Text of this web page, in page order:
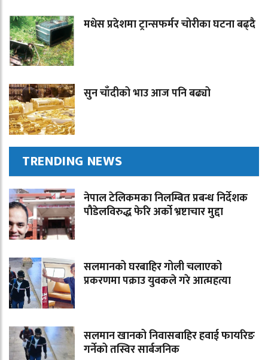
मधेस प्रदेशमा ट्रान्सफर्मर चोरीका घटना बढ्दै
सुन चाँदीको भाउ आज पनि बढ्यो
TRENDING NEWS
नेपाल टेलिकमका निलम्बित प्रबन्ध निर्देशक
पौडेलविरुद्ध फेरि अर्को भ्रष्टाचार मुद्दा
सलमानको घरबाहिर गोली चलाएको
प्रकरणमा पक्राउ युवकले गरे आत्महत्या
सलमान खानको निवासबाहिर हवाई फायरिङ
गर्नेको तस्विर सार्बजनिक